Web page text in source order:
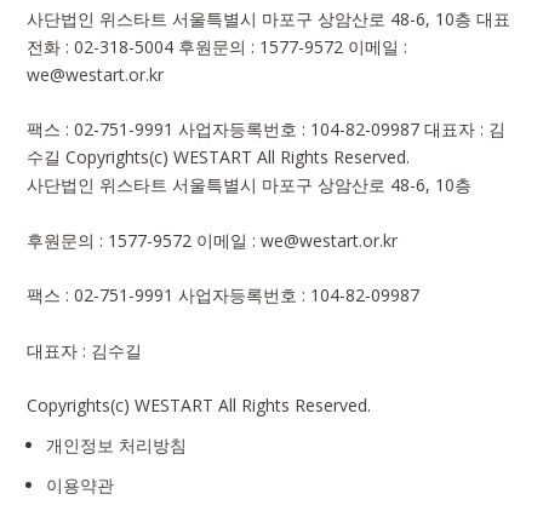
사단법인 위스타트 서울특별시 마포구 상암산로 48-6, 10층 대표
전화 : 02-318-5004 후원문의 : 1577-9572 이메일 :
we@westart.or.kr
팩스 : 02-751-9991 사업자등록번호 : 104-82-09987 대표자 : 김
수길 Copyrights(c) WESTART All Rights Reserved.
사단법인 위스타트 서울특별시 마포구 상암산로 48-6, 10층
후원문의 : 1577-9572 이메일 :we@westart.or.kr
팩스 : 02-751-9991 사업자등록번호 : 104-82-09987
대표자 : 김수길
Copyrights(c) WESTART All Rights Reserved.
개인정보 처리방침
이용약관